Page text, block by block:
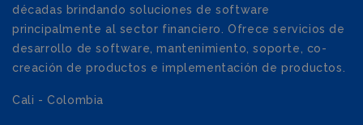
décadas brindando soluciones de software
principalmente al sector financiero. Ofrece servicios de
desarrollo de software, mantenimiento, soporte, co-
creación de productos e implementación de productos.
Cali - Colombia